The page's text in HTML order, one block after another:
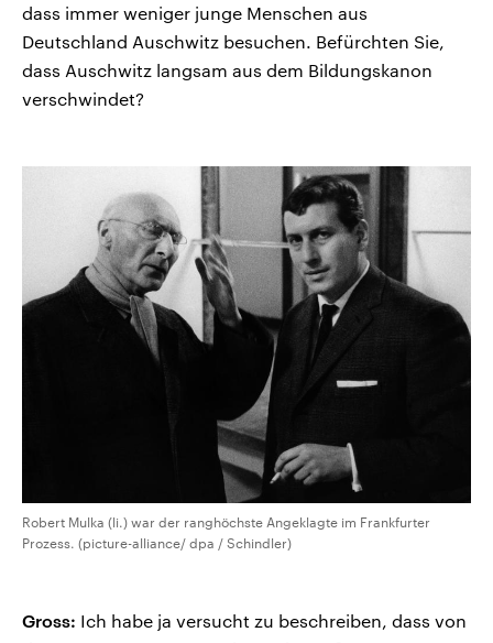
dass immer weniger junge Menschen aus
Deutschland Auschwitz besuchen. Befürchten Sie,
dass Auschwitz langsam aus dem Bildungskanon
verschwindet?
Robert Mulka (li.) war der ranghöchste Angeklagte im Frankfurter
Prozess. (picture-alliance/ dpa / Schindler)
Gross: Ich habe ja versucht zu beschreiben, dass von